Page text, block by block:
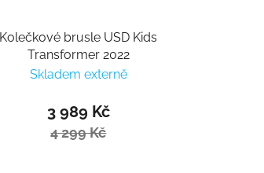
Kolečkové brusle USD Kids
Transformer 2022
Skladem externě
3 989 Kč
4 299 Kč